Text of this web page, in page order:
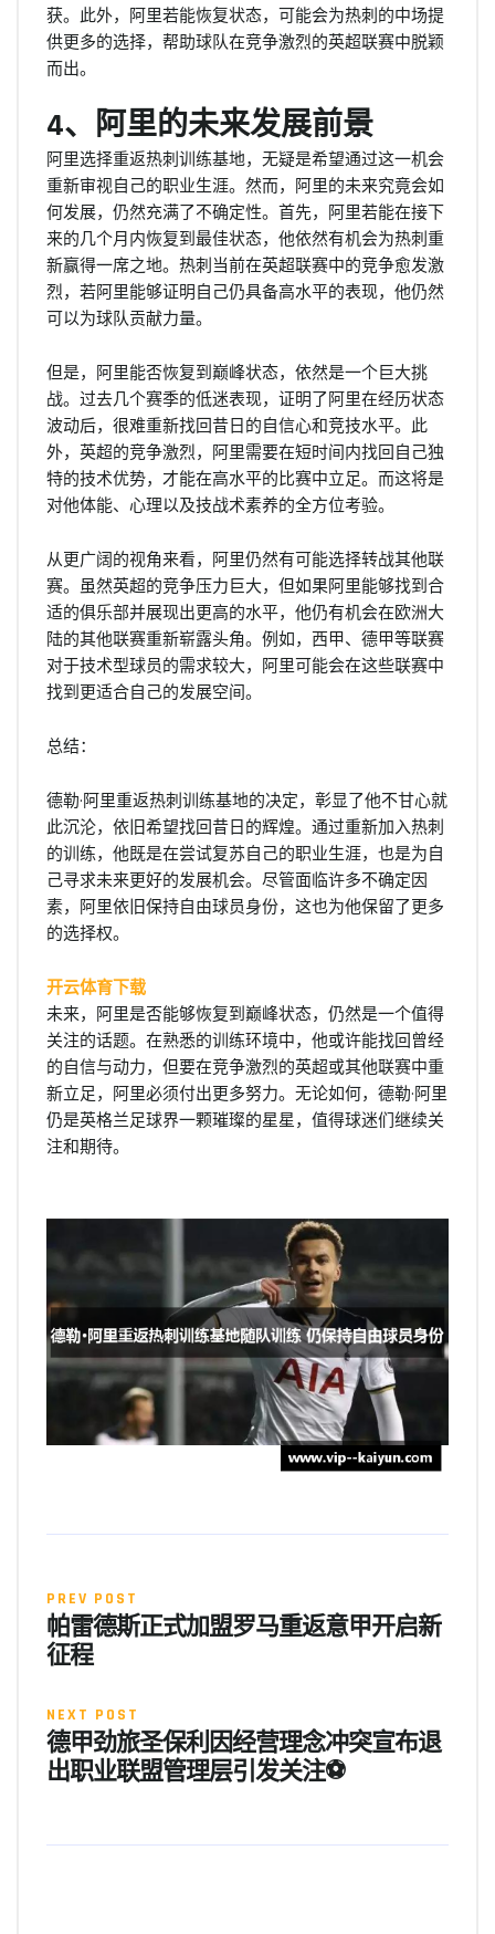
获。此外，阿里若能恢复状态，可能会为热刺的中场提
供更多的选择，帮助球队在竞争激烈的英超联赛中脱颖
而出。
4、阿里的未来发展前景
阿里选择重返热刺训练基地，无疑是希望通过这一机会
重新审视自己的职业生涯。然而，阿里的未来究竟会如
何发展，仍然充满了不确定性。首先，阿里若能在接下
来的几个月内恢复到最佳状态，他依然有机会为热刺重
新赢得一席之地。热刺当前在英超联赛中的竞争愈发激
烈，若阿里能够证明自己仍具备高水平的表现，他仍然
可以为球队贡献力量。
但是，阿里能否恢复到巅峰状态，依然是一个巨大挑
战。过去几个赛季的低迷表现，证明了阿里在经历状态
波动后，很难重新找回昔日的自信心和竞技水平。此
外，英超的竞争激烈，阿里需要在短时间内找回自己独
特的技术优势，才能在高水平的比赛中立足。而这将是
对他体能、心理以及技战术素养的全方位考验。
从更广阔的视角来看，阿里仍然有可能选择转战其他联
赛。虽然英超的竞争压力巨大，但如果阿里能够找到合
适的俱乐部并展现出更高的水平，他仍有机会在欧洲大
陆的其他联赛重新崭露头角。例如，西甲、德甲等联赛
对于技术型球员的需求较大，阿里可能会在这些联赛中
找到更适合自己的发展空间。
总结：
德勒·阿里重返热刺训练基地的决定，彰显了他不甘心就
此沉沦，依旧希望找回昔日的辉煌。通过重新加入热刺
的训练，他既是在尝试复苏自己的职业生涯，也是为自
己寻求未来更好的发展机会。尽管面临许多不确定因
素，阿里依旧保持自由球员身份，这也为他保留了更多
的选择权。
开云体育下载
未来，阿里是否能够恢复到巅峰状态，仍然是一个值得
关注的话题。在熟悉的训练环境中，他或许能找回曾经
的自信与动力，但要在竞争激烈的英超或其他联赛中重
新立足，阿里必须付出更多努力。无论如何，德勒·阿里
仍是英格兰足球界一颗璀璨的星星，值得球迷们继续关
注和期待。
PREV POST
帕雷德斯正式加盟罗马重返意甲开启新
征程
NEXT POST
德甲劲旅圣保利因经营理念冲突宣布退
出职业联盟管理层引发关注⚽